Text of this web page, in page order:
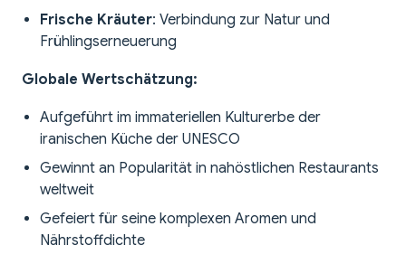
Frische Kräuter: Verbindung zur Natur und
Frühlingserneuerung
Globale Wertschätzung:
Aufgeführt im immateriellen Kulturerbe der
iranischen Küche der UNESCO
Gewinnt an Popularität in nahöstlichen Restaurants
weltweit
Gefeiert für seine komplexen Aromen und
Nährstoffdichte